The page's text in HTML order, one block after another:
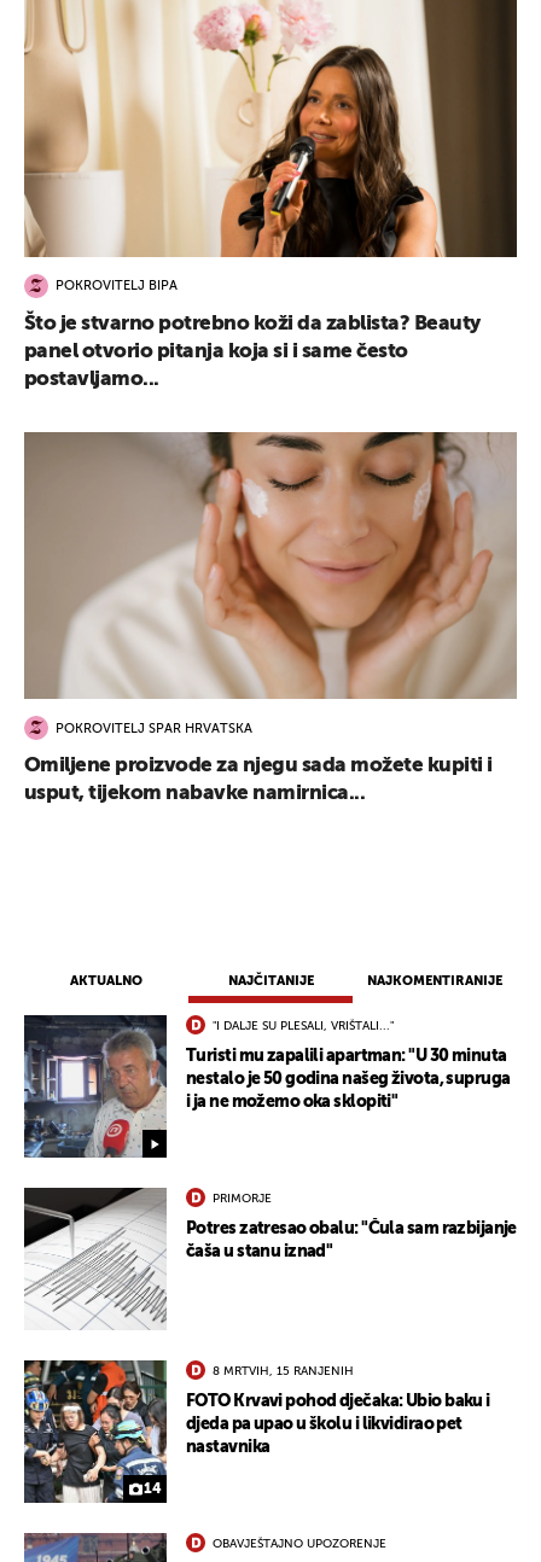
AKTUALNO NAJČITANIJE NAJKOMENTIRANIJE
"I DALJE SU PLESALI, VRIŠTALI..."
Turisti mu zapalili apartman: "U 30 minuta
nestalo je 50 godina našeg života, supruga
i ja ne možemo oka sklopiti"
PRIMORJE
Potres zatresao obalu: "Čula sam razbijanje
čaša u stanu iznad"
14
8 MRTVIH, 15 RANJENIH
FOTO Krvavi pohod dječaka: Ubio baku i
djeda pa upao u školu i likvidirao pet
nastavnika
OBAVJEŠTAJNO UPOZORENJE
POKROVITELJ BIPA
Što je stvarno potrebno koži da zablista? Beauty
panel otvorio pitanja koja si i same često
postavljamo...
POKROVITELJ SPAR HRVATSKA
Omiljene proizvode za njegu sada možete kupiti i
usput, tijekom nabavke namirnica...